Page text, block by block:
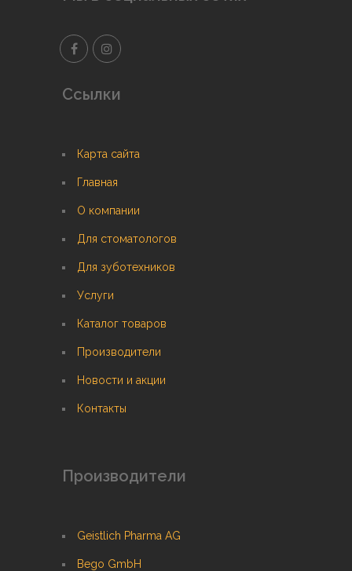
Ссылки
Карта сайта
Главная
О компании
Для стоматологов
Для зуботехников
Услуги
Каталог товаров
Производители
Новости и акции
Контакты
Производители
Geistlich Pharma AG
Bego GmbH